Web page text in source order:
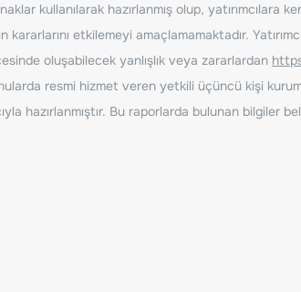
kullanılarak hazırlanmış olup, yatırımcılara
etkilemeyi amaçlamamaktadır.
oluşabilecek yanlışlık veya zararlardan
resmi hizmet veren yetkili üçüncü kişi
hazırlanmıştır. Bu raporlarda bulunan bilgiler